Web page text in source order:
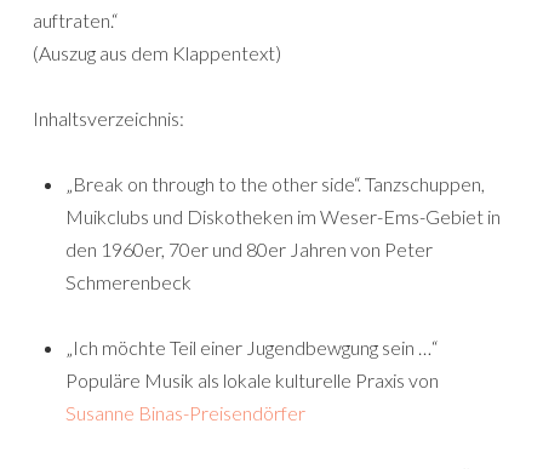
auftraten.“
(Auszug aus dem Klappentext)
Inhaltsverzeichnis:
„Break on through to the other side“. Tanzschuppen,
Muikclubs und Diskotheken im Weser-Ems-Gebiet in
den 1960er, 70er und 80er Jahren von Peter
Schmerenbeck
„Ich möchte Teil einer Jugendbewgung sein …“
Populäre Musik als lokale kulturelle Praxis von
Susanne Binas-Preisendörfer